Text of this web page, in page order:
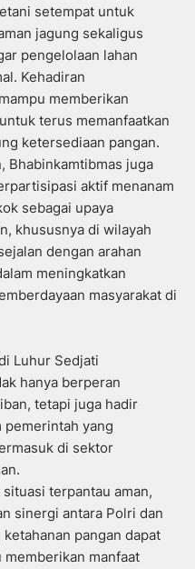
setempat untuk
jagung sekaligus
pengelolaan lahan
Kehadiran
memberikan
terus memanfaatkan
ketersediaan pangan.
Bhabinkamtibmas juga
aktif menanam
sebagai upaya
khususnya di wilayah
dengan arahan
meningkatkan
masyarakat di
Luhur Sedjati
hanya berperan
tetapi juga hadir
yang
di sektor
terpantau aman,
sinergi antara Polri dan
pangan dapat
manfaat